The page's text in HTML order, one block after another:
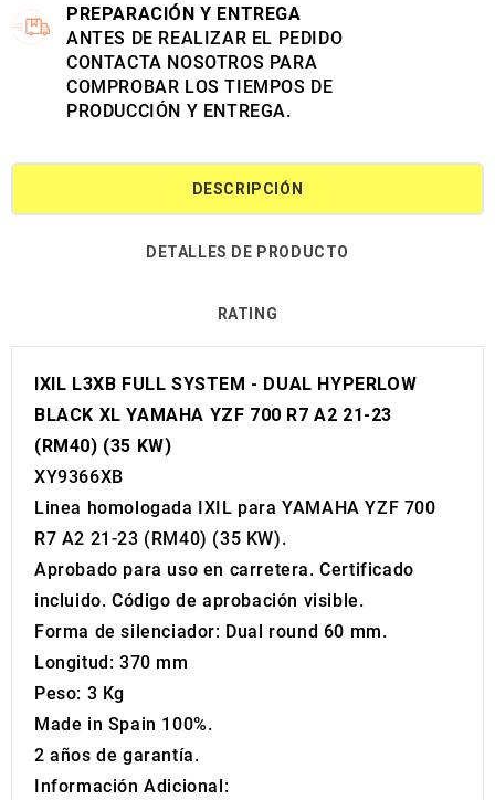
PREPARACIÓN Y ENTREGA
ANTES DE REALIZAR EL PEDIDO
CONTACTA NOSOTROS PARA
COMPROBAR LOS TIEMPOS DE
PRODUCCIÓN Y ENTREGA.
DESCRIPCIÓN
DETALLES DE PRODUCTO
RATING
IXIL L3XB FULL SYSTEM - DUAL HYPERLOW
BLACK XL YAMAHA YZF 700 R7 A2 21-23
(RM40) (35 KW)
XY9366XB
Linea homologada IXIL para YAMAHA YZF 700
R7 A2 21-23 (RM40) (35 KW).
Aprobado para uso en carretera. Certificado
incluido. Código de aprobación visible.
Forma de silenciador: Dual round 60 mm.
Longitud: 370 mm
Peso: 3 Kg
Made in Spain 100%.
2 años de garantía.
Información Adicional: